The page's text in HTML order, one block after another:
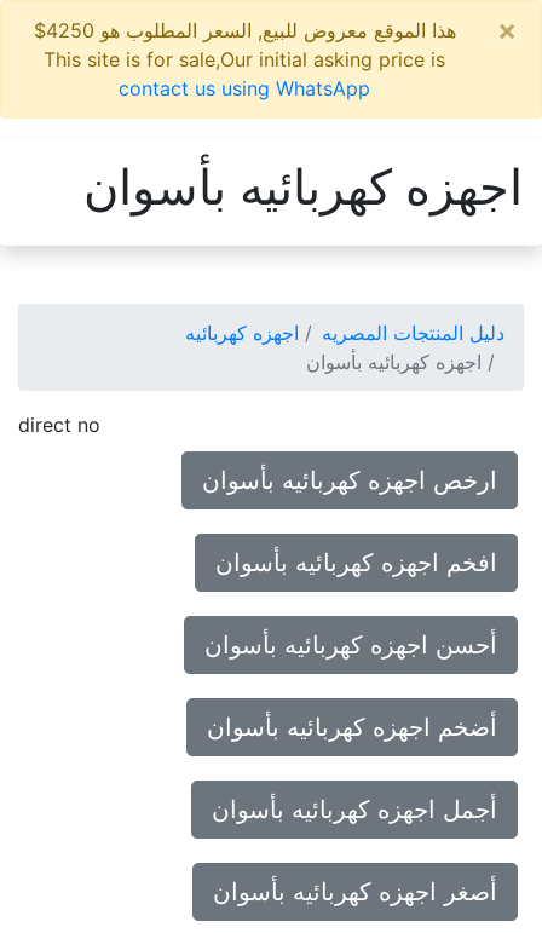
هذا الموقع معروض للبيع, السعر المطلوب هو 4250$
This site is for sale,Our initial asking price is
contact us using WhatsApp
اجهزه كهربائيه بأسوان
دليل المنتجات المصريه
اجهزه كهربائيه
اجهزه كهربائيه بأسوان
direct no
ارخص اجهزه كهربائيه بأسوان
افخم اجهزه كهربائيه بأسوان
أحسن اجهزه كهربائيه بأسوان
أضخم اجهزه كهربائيه بأسوان
أجمل اجهزه كهربائيه بأسوان
أصغر اجهزه كهربائيه بأسوان